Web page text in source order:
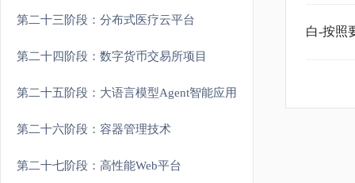
第二十三阶段：分布式医疗云平台
第二十四阶段：数字货币交易所项目
第二十五阶段：大语言模型Agent智能应用
第二十六阶段：容器管理技术
第二十七阶段：高性能Web平台
白-按照